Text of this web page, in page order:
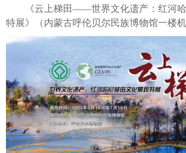
《云上梯田——世界文化遗产：红河哈
特展》（内蒙古呼伦贝尔民族博物馆一楼机